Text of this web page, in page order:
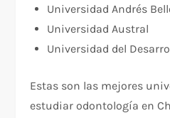
Universidad Andrés
Universidad Austral
Universidad del
Estas son las mejores
estudiar odontología en